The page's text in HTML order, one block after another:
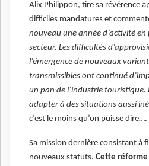
Alix Philippon, tire sa révérence
difficiles mandatures et
nouveau une année d’activité
secteur. Les difficultés
l’émergence de nouveaux
transmissibles ont continué
un pan de l’industrie touristique.
adapter à des situations aussi
c’est le moins qu’on puisse dire….
Sa mission dernière consistant à
nouveaux statuts. Cette